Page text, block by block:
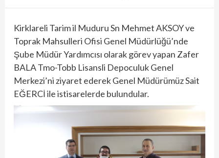
Kirklareli Tarim il Muduru Sn Mehmet AKSOY ve
Toprak Mahsulleri Ofisi Genel Müdürlüğü’nde
Şube Müdür Yardımcısı olarak görev yapan Zafer
BALA Tmo-Tobb Lisansli Depoculuk Genel
Merkezi’ni ziyaret ederek Genel Müdürümüz Sait
EĞERCİ ile istisarelerde bulundular.